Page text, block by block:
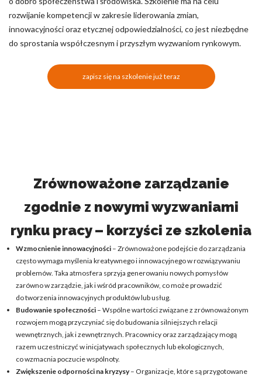
rozwijanie kompetencji w zakresie liderowania zmian,
innowacyjności oraz etycznej odpowiedzialności, co jest niezbędne
do sprostania współczesnym i przyszłym wyzwaniom rynkowym.
zapisz się na szkolenie już teraz
Zrównoważone zarządzanie
zgodnie z nowymi wyzwaniami
rynku pracy – korzyści ze szkolenia
Wzmocnienie innowacyjności – Zrównoważone podejście do zarządzania
często wymaga myślenia kreatywnego i innowacyjnego w rozwiązywaniu
problemów. Taka atmosfera sprzyja generowaniu nowych pomysłów
zarówno w zarządzie, jak i wśród pracowników, co może prowadzić
do tworzenia innowacyjnych produktów lub usług.
Budowanie społeczności – Wspólne wartości związane z zrównoważonym
rozwojem mogą przyczyniać się do budowania silniejszych relacji
wewnętrznych, jak i zewnętrznych. Pracownicy oraz zarządzający mogą
razem uczestniczyć w inicjatywach społecznych lub ekologicznych,
co wzmacnia poczucie wspólnoty.
Zwiększenie odporności na kryzysy– Organizacje, które są przygotowane